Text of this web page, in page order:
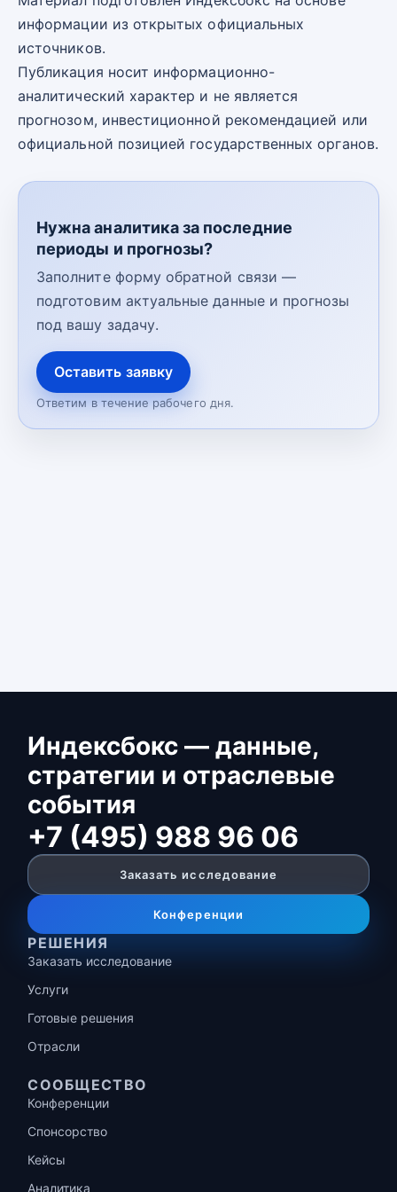
информации из открытых официальных
источников.
Публикация носит информационно-
аналитический характер и не является
прогнозом, инвестиционной рекомендацией или
официальной позицией государственных органов.
Нужна аналитика за последние
периоды и прогнозы?
Заполните форму обратной связи —
подготовим актуальные данные и прогнозы
под вашу задачу.
Оставить заявку
Ответим в течение рабочего дня.
Индексбокс — данные,
стратегии и отраслевые
события
+7 (495) 988 96 06
Заказать исследование
Конференции
РЕШЕНИЯ
Заказать исследование
Услуги
Готовые решения
Отрасли
СООБЩЕСТВО
Конференции
Спонсорство
Кейсы
Аналитика